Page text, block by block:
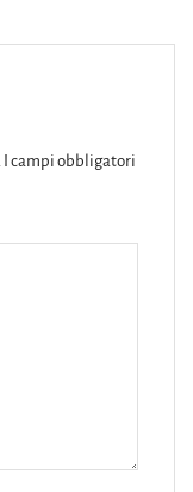
I campi obbligatori